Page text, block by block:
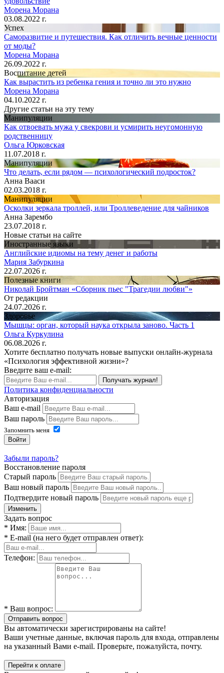
Морена Морана
03.08.2022 г.
Успех
Саморазвитие и путешествия. Как отличить вечные ценности
от моды?
Морена Морана
26.09.2022 г.
Воспитание детей
Как вырастить из ребенка гения и точно ли это нужно
Морена Морана
04.10.2022 г.
Другие статьи на эту тему
Манипуляции
Как отвоевать мужа у свекрови и усмирить неугомонную
родственницу
Ольга Юрковская
11.07.2018 г.
Манипуляции
Что делать, если рядом — психологический подросток?
Анна Вааси
02.03.2018 г.
Манипуляции
Осколки зеркала троллей, или Троллеведение для чайников
Анна Зарембо
23.07.2018 г.
Новые статьи на сайте
Иностранные языки
Английские идиомы на тему денег и работы
Мария Забуркина
22.07.2026 г.
Полезные книги
Николай Бройтман «Сборник пьес "Трагедии любви"»
От редакции
24.07.2026 г.
Здоровье
Мышцы: орган, который наука открыла заново. Часть 1
Ольга Куркулина
06.08.2026 г.
Хотите бесплатно получать новые выпуски онлайн-журнала
«Психология эффективной жизни»?
Введите ваш e-mail:
Получать журнал!
Политика конфиденциальности
Авторизация
Ваш e-mail
Ваш пароль
Запомнить меня
Войти
Забыли пароль?
Восстановление пароля
Старый пароль
Ваш новый пароль
Подтвердите новый пароль
Изменить
Задать вопрос
* Имя:
* E-mail (на него будет отправлен ответ):
Телефон:
* Ваш вопрос:
Отправить вопрос
Вы автоматически зарегистрированы на сайте!
Ваши учетные данные, включая пароль для входа, отправлены
на указанный Вами e-mail. Проверьте, пожалуйста, почту.
Перейти к оплате